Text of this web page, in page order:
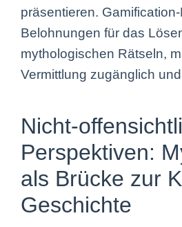
präsentieren.
Belohnungen für das
mythologischen Rätseln,
Vermittlung zugänglich
Nicht-
Perspektiven:
als Brücke zur
Geschichte